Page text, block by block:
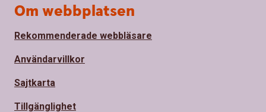
Om webbplatsen
Rekommenderade webbläsare
Användarvillkor
Sajtkarta
Tillgänglighet